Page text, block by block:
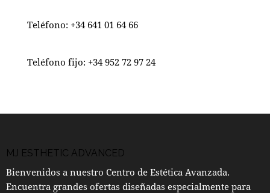
Teléfono: +34 641 01 64 66
Teléfono fijo: +34 952 72 97 24
MJ ESTHETIC ADVANCED
Bienvenidos a nuestro Centro de Estética Avanzada.
Encuentra grandes ofertas diseñadas especialmente para